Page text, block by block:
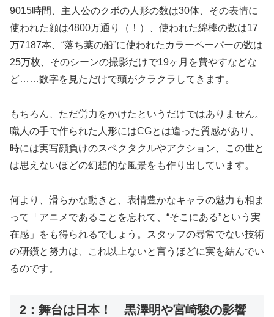
9015時間、主人公のクボの人形の数は30体、その表情に
使われた顔は4800万通り（！）、使われた綿棒の数は17
万7187本、“落ち葉の船”に使われたカラーペーパーの数は
25万枚、そのシーンの撮影だけで19ヶ月を費やすなどな
ど……数字を見ただけで頭がクラクラしてきます。
もちろん、ただ労力をかけたというだけではありません。
職人の手で作られた人形にはCGとは違った質感があり、
時には実写顔負けのスペクタクルやアクション、この世と
は思えないほどの幻想的な風景をも作り出しています。
何より、滑らかな動きと、表情豊かなキャラの魅力も相ま
って「アニメであることを忘れて、“そこにある”という実
在感」をも得られるでしょう。スタッフの尋常でない技術
の研鑽と努力は、これ以上ないと言うほどに実を結んでい
るのです。
2：舞台は日本！ 黒澤明や宮崎駿の影響